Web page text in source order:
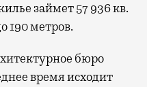
займет 57 936 кв.
190 метров.
бюро
время исходит